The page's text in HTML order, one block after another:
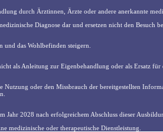
durch Ärztinnen, Ärzte oder andere anerkannte
Diagnose dar und ersetzen nicht den Besuch
das Wohlbefinden steigern.
als Anleitung zur Eigenbehandlung oder als Ersatz
oder den Missbrauch der bereitgestellten
2028 nach erfolgreichem Abschluss dieser
medizinische oder therapeutische Dienstleistung.